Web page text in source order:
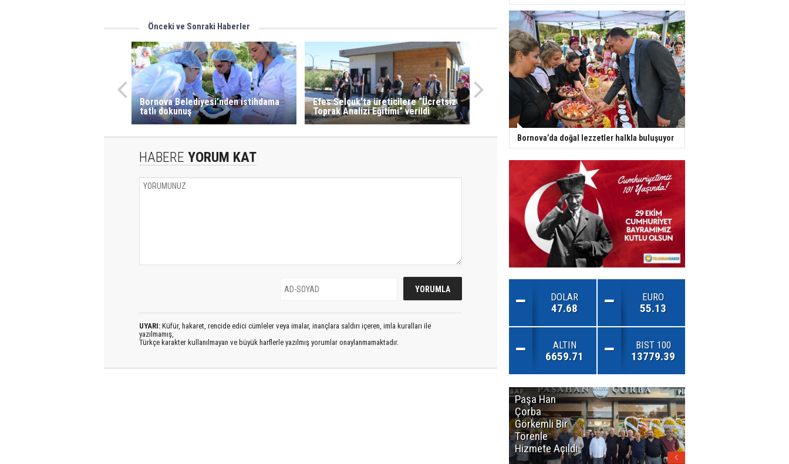
Önceki ve Sonraki Haberler
Bornova Belediyesi’nden istihdama
tatlı dokunuş
Efes Selçuk’ta üreticilere “Ücretsiz
Toprak Analizi Eğitimi” verildi
HABERE YORUM KAT
UYARI: Küfür, hakaret, rencide edici cümleler veya imalar, inançlara saldırı içeren, imla kuralları ile
yazılmamış,
Türkçe karakter kullanılmayan ve büyük harflerle yazılmış yorumlar onaylanmamaktadır.
Bornova’da doğal lezzetler halkla buluşuyor
DOLAR
47.68
EURO
55.13
ALTIN
6659.71
BIST 100
13779.39
Paşa Han
Çorba
Görkemli Bir
Törenle
Hizmete Açıldı